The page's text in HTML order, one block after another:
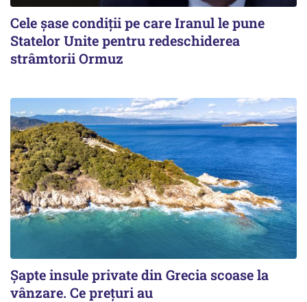
Cele șase condiții pe care Iranul le pune
Statelor Unite pentru redeschiderea
strâmtorii Ormuz
Șapte insule private din Grecia scoase la
vânzare. Ce prețuri au